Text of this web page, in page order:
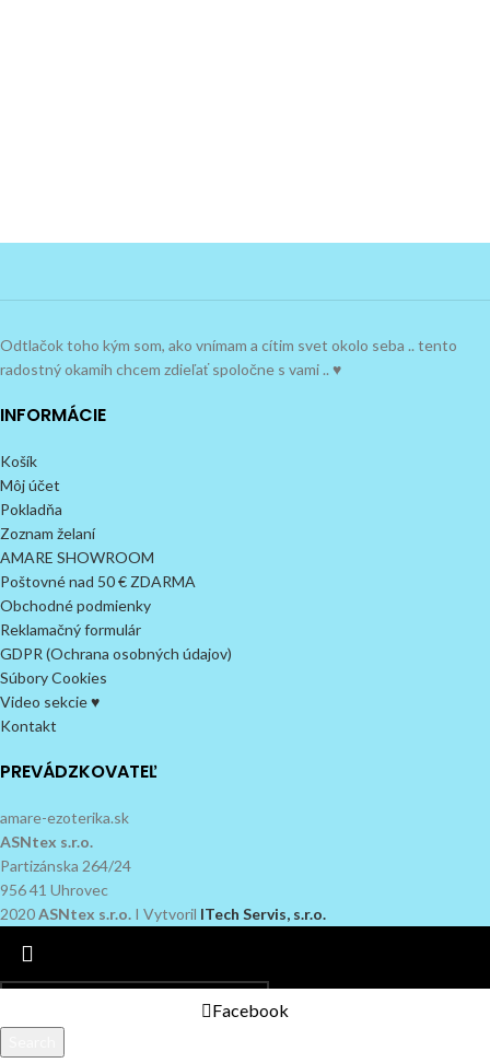
Odtlačok toho kým som, ako vnímam a cítim svet okolo seba .. tento
radostný okamih chcem zdieľať spoločne s vami .. ♥
INFORMÁCIE
Košík
Môj účet
Pokladňa
Zoznam želaní
AMARE SHOWROOM
Poštovné nad 50 € ZDARMA
Obchodné podmienky
Reklamačný formulár
GDPR (Ochrana osobných údajov)
Súbory Cookies
Video sekcie ♥
Kontakt
PREVÁDZKOVATEĽ
amare-ezoterika.sk
ASNtex s.r.o.
Partizánska 264/24
956 41 Uhrovec
2020ASNtex s.r.o. I Vytvoril ITech Servis, s.r.o.
Facebook